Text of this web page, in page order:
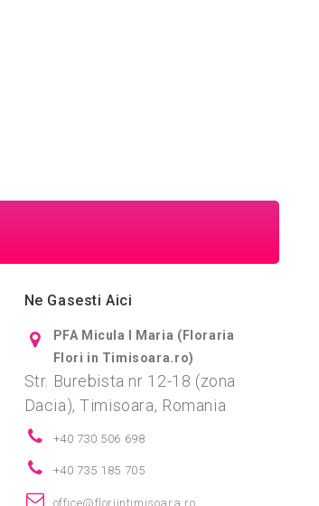
Ne Gasesti Aici
PFA Micula I Maria (Floraria
Flori in Timisoara.ro)
Str. Burebista nr 12-18 (zona
Dacia), Timisoara, Romania
+40 730 506 698
+40 735 185 705
office@floriintimisoara.ro